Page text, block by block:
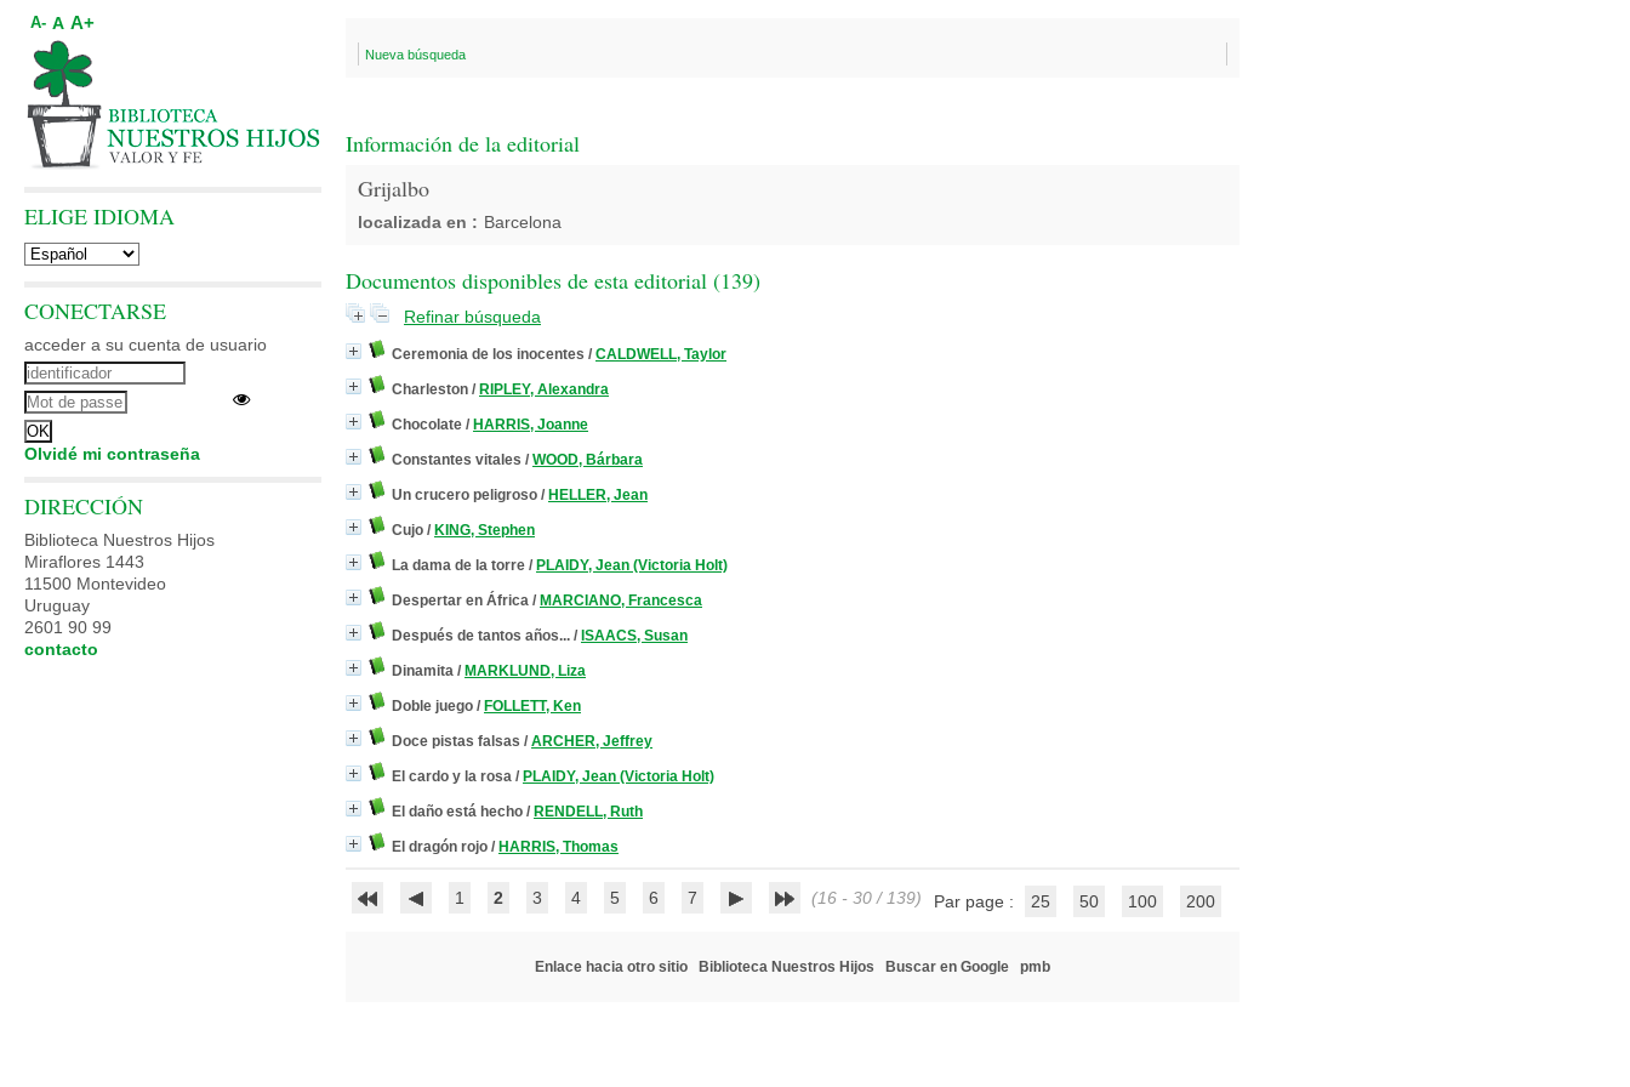
Nueva búsqueda
Información de la editorial
Grijalbo
localizada en : Barcelona
Documentos disponibles de esta editorial (139)
Refinar búsqueda
Ceremonia de los inocentes / CALDWELL, Taylor
Charleston / RIPLEY, Alexandra
Chocolate / HARRIS, Joanne
Constantes vitales / WOOD, Bárbara
Un crucero peligroso / HELLER, Jean
Cujo / KING, Stephen
La dama de la torre / PLAIDY, Jean (Victoria Holt)
Despertar en África / MARCIANO, Francesca
Después de tantos años... / ISAACS, Susan
Dinamita / MARKLUND, Liza
Doble juego / FOLLETT, Ken
Doce pistas falsas / ARCHER, Jeffrey
El cardo y la rosa / PLAIDY, Jean (Victoria Holt)
El daño está hecho / RENDELL, Ruth
El dragón rojo / HARRIS, Thomas
1 2 3 4 5 6 7 (16 - 30 / 139) Par page : 25 50 100 200
Enlace hacia otro sitio Biblioteca Nuestros Hijos Buscar en Google pmb
A- A A+
ELIGE IDIOMA
CONECTARSE
acceder a su cuenta de usuario
Olvidé mi contraseña
DIRECCIÓN
Biblioteca Nuestros Hijos
Miraflores 1443
11500 Montevideo
Uruguay
2601 90 99
contacto